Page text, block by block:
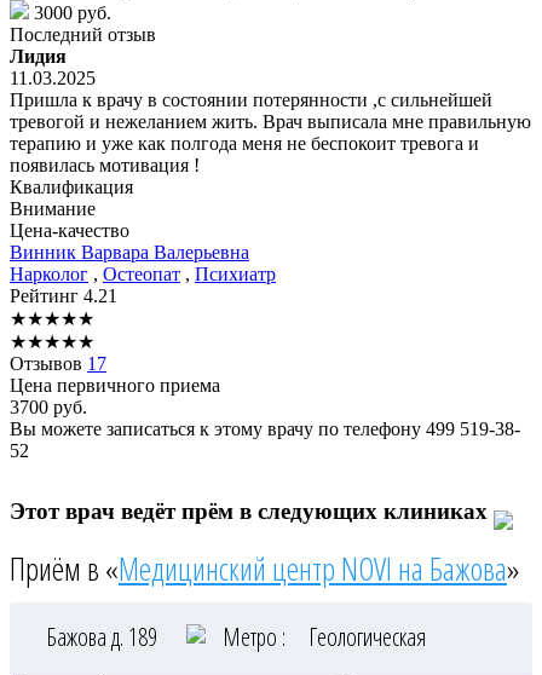
3000 руб.
Последний отзыв
Лидия
11.03.2025
Пришла к врачу в состоянии потерянности ,с сильнейшей
тревогой и нежеланием жить. Врач выписала мне правильную
терапию и уже как полгода меня не беспокоит тревога и
появилась мотивация !
Квалификация
Внимание
Цена-качество
Винник Варвара Валерьевна
Нарколог , Остеопат , Психиатр
Рейтинг 4.21
★★★★★
★★★★★
Отзывов 17
Цена первичного приема
3700 руб.
Вы можете записаться к этому врачу по телефону 499 519-38-
52
Этот врач ведёт прём в следующих клиниках
Приём в «Медицинский центр NOVI на Бажова»
Бажова д. 189 Метро : Геологическая